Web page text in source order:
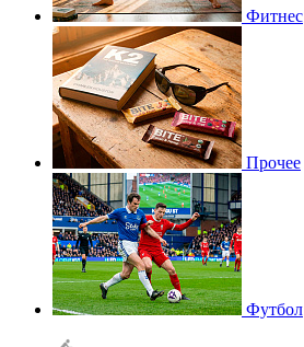
Фитнес
Прочее
Футбол